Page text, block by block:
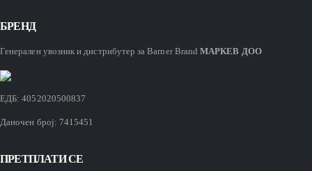
БРЕНД
Генерален увозник идистрибутер за Barner BrandМАРКЕВ ДОО
ЕДБ: 4052020500837
Даночен број: 7415451
ПРЕТПЛАТИ СЕ